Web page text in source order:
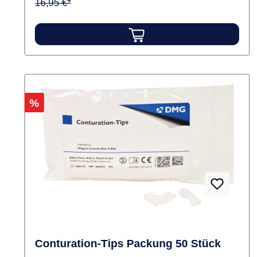
16,95 €*
Rabatt
%
Conturation-Tips Packung 50 Stück